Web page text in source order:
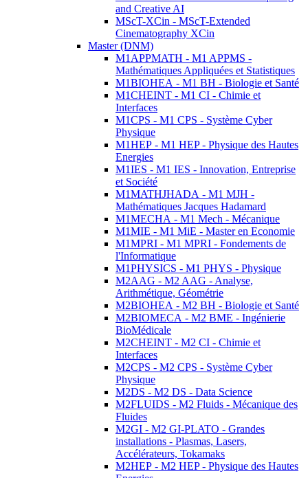
and Creative AI
MScT-XCin - MScT-Extended
Cinematography XCin
Master (DNM)
M1APPMATH - M1 APPMS -
Mathématiques Appliquées et Statistiques
M1BIOHEA - M1 BH - Biologie et Santé
M1CHEINT - M1 CI - Chimie et
Interfaces
M1CPS - M1 CPS - Système Cyber
Physique
M1HEP - M1 HEP - Physique des Hautes
Energies
M1IES - M1 IES - Innovation, Entreprise
et Société
M1MATHJHADA - M1 MJH -
Mathématiques Jacques Hadamard
M1MECHA - M1 Mech - Mécanique
M1MIE - M1 MiE - Master en Economie
M1MPRI - M1 MPRI - Fondements de
l'Informatique
M1PHYSICS - M1 PHYS - Physique
M2AAG - M2 AAG - Analyse,
Arithmétique, Géométrie
M2BIOHEA - M2 BH - Biologie et Santé
M2BIOMECA - M2 BME - Ingénierie
BioMédicale
M2CHEINT - M2 CI - Chimie et
Interfaces
M2CPS - M2 CPS - Système Cyber
Physique
M2DS - M2 DS - Data Science
M2FLUIDS - M2 Fluids - Mécanique des
Fluides
M2GI - M2 GI-PLATO - Grandes
installations - Plasmas, Lasers,
Accélérateurs, Tokamaks
M2HEP - M2 HEP - Physique des Hautes